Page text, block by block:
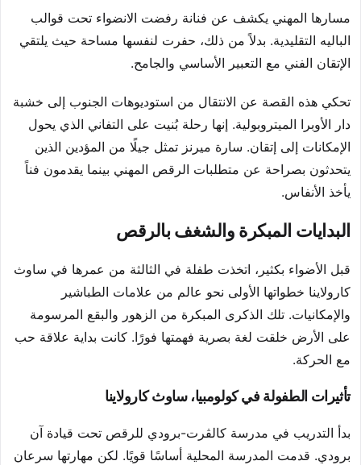
مسارها المهني يكشف عن فنانة رفضت الانضواء تحت قوالب
الباليه التقليدية. بدلاً من ذلك، حفرت لنفسها مساحة حيث يلتقي
الإتقان الفني مع التعبير الأساسي والجامح.
تحكي هذه القصة عن الانتقال من استوديوهات الجنوب إلى خشبة
دار الأوبرا الميتروبولية. إنها رحلة بُنيت على التفاني الذي يحول
الإمكانات إلى إتقان. سارة ميرنز تمثل جيلًا من المؤدين الذين
يتحدثون بصراحة عن متطلبات الرقص المهني بينما يقدمون فناً
يأخذ الأنفاس.
البدايات المبكرة والشغف بالرقص
قبل الأضواء بكثير، اتخذت طفلة في الثالثة من عمرها في ساوث
كارولاينا خطواتها الأولى نحو عالم من علامات الطباشير
والإمكانيات. تلك الذكرى المبكرة من الزهور والبقع المرسومة
على الأرض خلقت لغة بصرية فهمتها فورًا. كانت بداية علاقة حب
مع الحركة.
تأثيرات الطفولة في كولومبيا، ساوث كارولاينا
بدأ التدريب في مدرسة كالڤرت-برودي للرقص تحت قيادة آن
برودي. قدمت المدرسة المحلية أساسًا قويًا. لكن مهارتها سرعان